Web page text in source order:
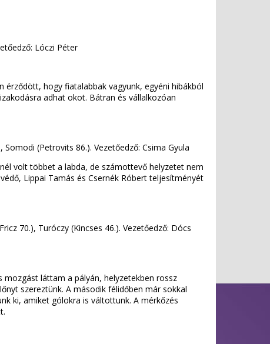
Lóczi Péter
érződött, hogy fiatalabbak vagyunk, egyéni hibákból
adhat okot. Bátran és vállalkozóan
(Petrovits 86.). Vezetőedző: Csima Gyula
volt többet a labda, de számottevő helyzetet nem
Lippai Tamás és Csernék Róbert teljesítményét
70.), Turóczy (Kincses 46.). Vezetőedző: Dócs
láttam a pályán, helyzetekben rossz
szereztünk. A második félidőben már sokkal
ki, amiket gólokra is váltottunk. A mérkőzés